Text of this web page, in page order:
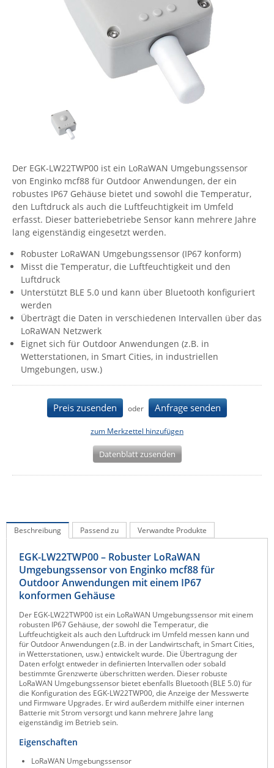
Energiemessung
Energieverteilung
IP, WLAN & GSM Sensorik
IoT - Internet of Things
IPC, Industrielle Netzwerktechnik & WLAN
Industrielle Netzwerktechnik / Kommunikation
Industrielle Computer
IT Netzwerktechnik / Kommunikation
Comet System
Contemporary Controls
Enginko - mcf88
Gefen
Gude
Guntermann & Drunck
High Sec Labs
HW group
Icron
IEC Lock
Ihse
Kerlink
Kramer Electronics
KVM TEC
Legrand
LigoWave
Power Kingdom
Raritan
Riello UPS
Server Technology
Siretta
SIRIO Antenne
Sunbird
Tactical Software
TEKTELIC
Teltonika
Unwired Networks
Vision
Der EGK-LW22TWP00 ist ein LoRaWAN Umgebungssensor
von Enginko mcf88 für Outdoor Anwendungen, der ein
robustes IP67 Gehäuse bietet und sowohl die Temperatur,
den Luftdruck als auch die Luftfeuchtigkeit im Umfeld
erfasst. Dieser batteriebetriebe Sensor kann mehrere Jahre
lang eigenständig eingesetzt werden.
Robuster LoRaWAN Umgebungssensor (IP67 konform)
Misst die Temperatur, die Luftfeuchtigkeit und den
Luftdruck
Unterstützt BLE 5.0 und kann über Bluetooth konfiguriert
werden
Überträgt die Daten in verschiedenen Intervallen über das
LoRaWAN Netzwerk
Eignet sich für Outdoor Anwendungen (z.B. in
Wetterstationen, in Smart Cities, in industriellen
Umgebungen, usw.)
Preis zusenden oder Anfrage senden
zum Merkzettel hinzufügen
Datenblatt zusenden
Beschreibung Passend zu Verwandte Produkte
EGK-LW22TWP00 – Robuster LoRaWAN
Umgebungssensor von Enginko mcf88 für
Outdoor Anwendungen mit einem IP67
konformen Gehäuse
Der EGK-LW22TWP00 ist ein LoRaWAN Umgebungssensor mit einem
robusten IP67 Gehäuse, der sowohl die Temperatur, die
Luftfeuchtigkeit als auch den Luftdruck im Umfeld messen kann und
für Outdoor Anwendungen (z.B. in der Landwirtschaft, in Smart Cities,
in Wetterstationen, usw.) entwickelt wurde. Die Übertragung der
Daten erfolgt entweder in definierten Intervallen oder sobald
bestimmte Grenzwerte überschritten werden. Dieser robuste
LoRaWAN Umgebungssensor bietet ebenfalls Bluetooth (BLE 5.0) für
die Konfiguration des EGK-LW22TWP00, die Anzeige der Messwerte
und Firmware Upgrades. Er wird außerdem mithilfe einer internen
Batterie mit Strom versorgt und kann mehrere Jahre lang
eigenständig im Betrieb sein.
Eigenschaften
LoRaWAN Umgebungssensor